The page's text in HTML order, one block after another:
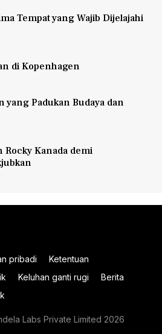
Tempat yang Wajib Dijelajahi
di Kopenhagen
Padukan Budaya dan
Kanada demi
pribadi
Ketentuan
Keluhan ganti rugi
Berita
Labs Private Limited 2026